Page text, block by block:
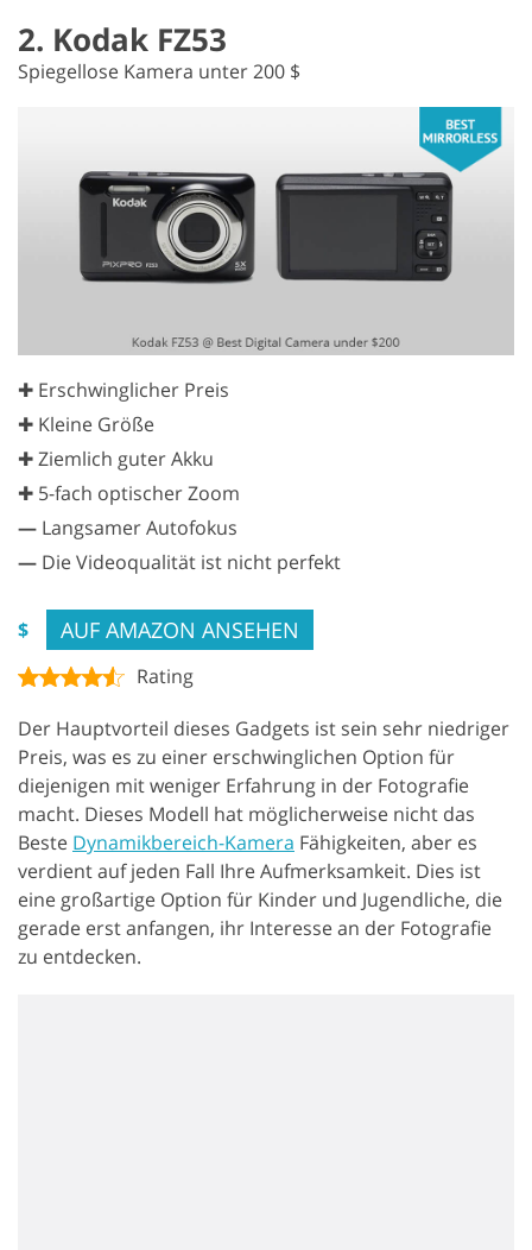
2. Kodak FZ53
Spiegellose Kamera unter 200 $
✚ Erschwinglicher Preis
✚ Kleine Größe
✚ Ziemlich guter Akku
✚ 5-fach optischer Zoom
— Langsamer Autofokus
— Die Videoqualität ist nicht perfekt
$ AUF AMAZON ANSEHEN
Rating
Der Hauptvorteil dieses Gadgets ist sein sehr niedriger
Preis, was es zu einer erschwinglichen Option für
diejenigen mit weniger Erfahrung in der Fotografie
macht. Dieses Modell hat möglicherweise nicht das
Beste Dynamikbereich-Kamera Fähigkeiten, aber es
verdient auf jeden Fall Ihre Aufmerksamkeit. Dies ist
eine großartige Option für Kinder und Jugendliche, die
gerade erst anfangen, ihr Interesse an der Fotografie
zu entdecken.